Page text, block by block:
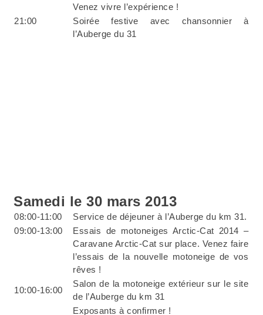
Venez vivre l’expérience !
21:00
Soirée festive avec chansonnier à
l’Auberge du 31
Samedi le 30 mars 2013
08:00-11:00
Service de déjeuner à l’Auberge du km 31.
09:00-13:00
Essais de motoneiges Arctic-Cat 2014 –
Caravane Arctic-Cat sur place. Venez faire
l’essais de la nouvelle motoneige de vos
rêves !
10:00-16:00
Salon de la motoneige extérieur sur le site
de l’Auberge du km 31
Exposants à confirmer !